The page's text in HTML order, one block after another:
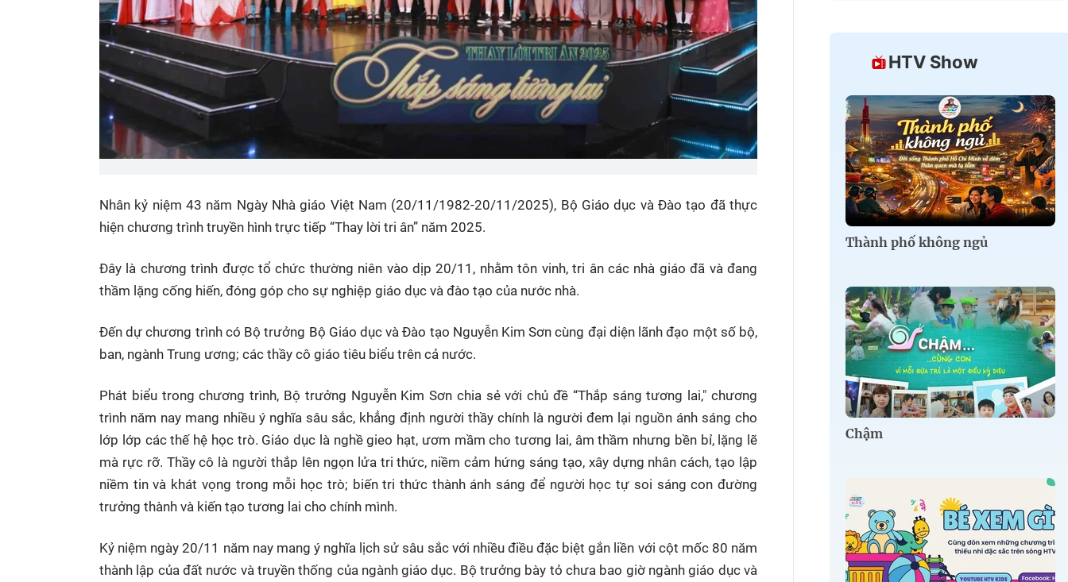
Nhân kỷ niệm 43 năm Ngày Nhà giáo Việt Nam (20/11/1982-20/11/2025), Bộ Giáo dục và Đào tạo đã thực
hiện chương trình truyền hình trực tiếp “Thay lời tri ân” năm 2025.
Đây là chương trình được tổ chức thường niên vào dịp 20/11, nhằm tôn vinh, tri ân các nhà giáo đã và đang
thầm lặng cống hiến, đóng góp cho sự nghiệp giáo dục và đào tạo của nước nhà.
Đến dự chương trình có Bộ trưởng Bộ Giáo dục và Đào tạo Nguyễn Kim Sơn cùng đại diện lãnh đạo một số bộ,
ban, ngành Trung ương; các thầy cô giáo tiêu biểu trên cả nước.
Phát biểu trong chương trình, Bộ trưởng Nguyễn Kim Sơn chia sẻ với chủ đề “Thắp sáng tương lai," chương
trình năm nay mang nhiều ý nghĩa sâu sắc, khẳng định người thầy chính là người đem lại nguồn ánh sáng cho
lớp lớp các thế hệ học trò. Giáo dục là nghề gieo hạt, ươm mầm cho tương lai, âm thầm nhưng bền bỉ, lặng lẽ
mà rực rỡ. Thầy cô là người thắp lên ngọn lửa tri thức, niềm cảm hứng sáng tạo, xây dựng nhân cách, tạo lập
niềm tin và khát vọng trong mỗi học trò; biến tri thức thành ánh sáng để người học tự soi sáng con đường
trưởng thành và kiến tạo tương lai cho chính mình.
Kỷ niệm ngày 20/11 năm nay mang ý nghĩa lịch sử sâu sắc với nhiều điều đặc biệt gắn liền với cột mốc 80 năm
thành lập của đất nước và truyền thống của ngành giáo dục. Bộ trưởng bày tỏ chưa bao giờ ngành giáo dục và
HTV Show
Thành phố không ngủ
Chậm